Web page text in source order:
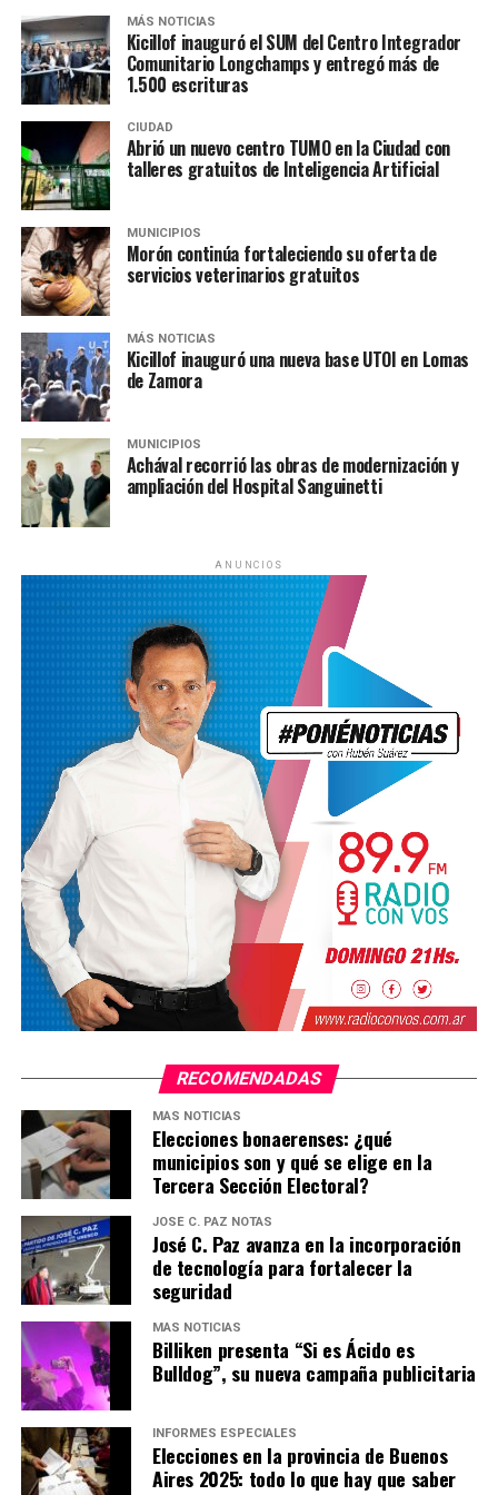
municipal y la comunidad. Por eso, el Municipio invita a
vecinos y vecinas a acercarse a los servicios del CeMSA y
promover la tenencia responsable de mascotas,
contribuyendo a construir un distrito más sano y
solidario.
vecinos”.
"Vamos a seguir invirtiendo en infraestructura,
equipamiento y tecnología para fortalecer el
sistema de salud en Pilar"
En la recorrida también estuvieron presentes el
secretario de Salud,
subsecretaria del área,
de Infraestructura, Luis Bonfante.
MÁS NOTICIAS
Kicillof inauguró el SUM del Centro Integrador
Comunitario Longchamps y entregó más de
1.500 escrituras
CIUDAD
Abrió un nuevo centro TUMO en la Ciudad con
talleres gratuitos de Inteligencia Artificial
MUNICIPIOS
Morón continúa fortaleciendo su oferta de
servicios veterinarios gratuitos
MÁS NOTICIAS
Kicillof inauguró una nueva base UTOI en Lomas
de Zamora
MUNICIPIOS
Achával recorrió las obras de modernización y
ampliación del Hospital Sanguinetti
ANUNCIOS
RECOMENDADAS
MÁS NOTICIAS
Elecciones bonaerenses: ¿qué
municipios son y qué se elige en la
Tercera Sección Electoral?
JOSÉ C. PAZ NOTAS
José C. Paz avanza en la incorporación
de tecnología para fortalecer la
seguridad
MÁS NOTICIAS
Billiken presenta “Si es Ácido es
Bulldog”, su nueva campaña publicitaria
INFORMES ESPECIALES
Elecciones en la provincia de Buenos
Aires 2025: todo lo que hay que saber